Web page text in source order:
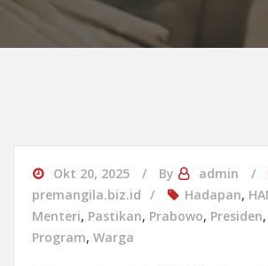
Okt 20, 2025 By
admin
premangila.biz.id
Hadapan,
Menteri, Pastikan, Prabowo, Presiden,
Program, Warga